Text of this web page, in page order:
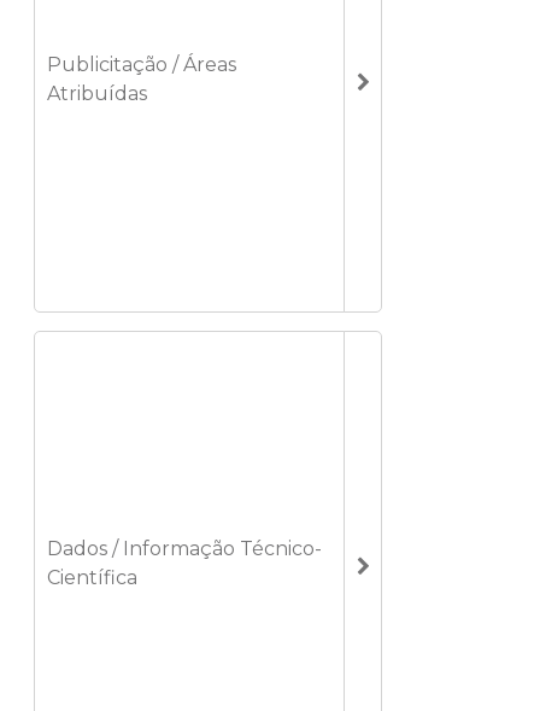
Publicitação / Áreas
Atribuídas
Dados / Informação Técnico-
Científica